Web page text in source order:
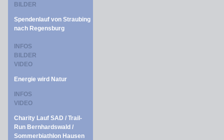
BILDER
Spendenlauf von Straubing
nach Regensburg
INFOS
BILDER
VIDEO
Energie wird Natur
INFOS
VIDEO
Charity Lauf SAD / Trail-
Run Bernhardswald /
Sommerbiathlon Hausen